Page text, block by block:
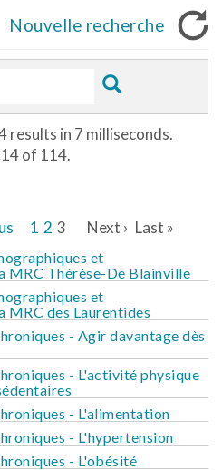
Nouvelle recherche
results in 7 milliseconds.
of 114.
1 2 3 Next › Last »
et
MRC Thérèse-De Blainville
et
MRC des Laurentides
- Agir davantage dès
- L'activité physique
- L'alimentation
- L'hypertension
- L'obésité